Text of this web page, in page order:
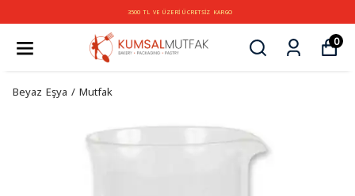
3500 TL VE ÜZERİ ÜCRETSİZ KARGO
0
Beyaz Eşya / Mutfak